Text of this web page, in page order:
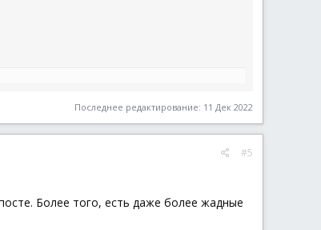
Последнее редактирование: 11 Дек 2022
#5
Более того, есть даже более жадные